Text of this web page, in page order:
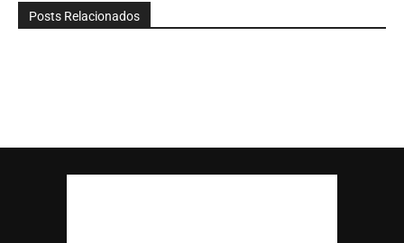
Posts Relacionados